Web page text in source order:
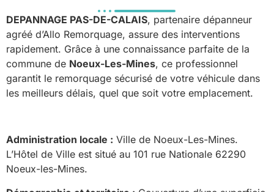
DEPANNAGE PAS-DE-CALAIS, partenaire dépanneur
agréé d’Allo Remorquage, assure des interventions
rapidement. Grâce à une connaissance parfaite de la
commune de Noeux-Les-Mines, ce professionnel
garantit le remorquage sécurisé de votre véhicule dans
les meilleurs délais, quel que soit votre emplacement.
Administration locale : Ville de Noeux-Les-Mines.
L’Hôtel de Ville est situé au 101 rue Nationale 62290
Noeux-les-Mines.